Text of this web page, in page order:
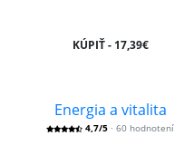
KÚPIŤ - 17,39€
Energia a vitalita
4,7/5 · 60 hodnotení